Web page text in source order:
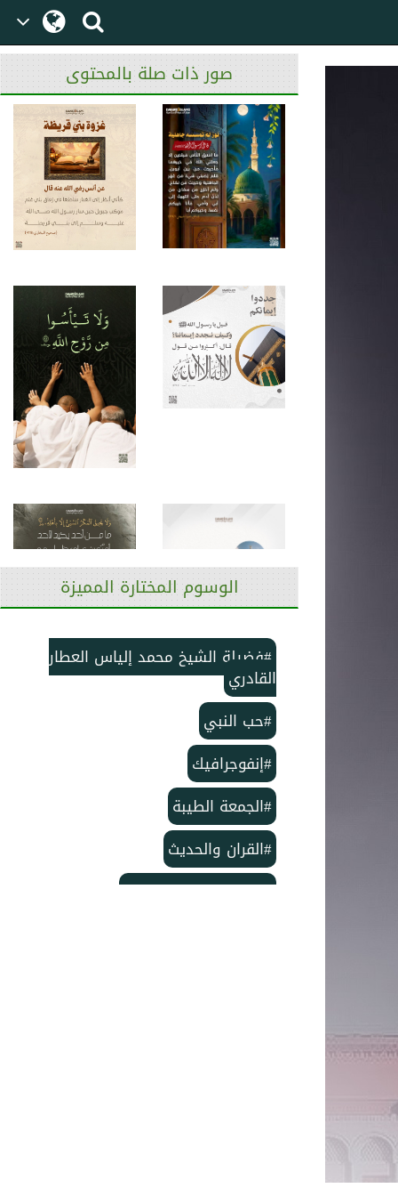
صور ذات صلة بالمحتوى
الوسوم المختارة المميزة
#فضيلة الشيخ محمد إلياس العطار
القادري
#حب النبي
#إنفوجرافيك
#الجمعة الطيبة
#القران والحديث
#بمناسبة الذكرى لمولد